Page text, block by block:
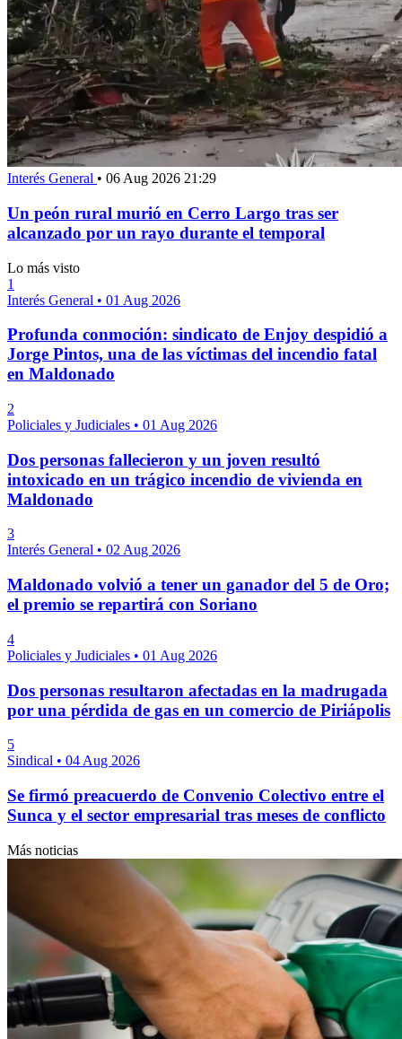
Interés General • 06 Aug 2026 21:29
Un peón rural murió en Cerro Largo tras ser
alcanzado por un rayo durante el temporal
Lo más visto
1
Interés General • 01 Aug 2026
Profunda conmoción: sindicato de Enjoy despidió a
Jorge Pintos, una de las víctimas del incendio fatal
en Maldonado
2
Policiales y Judiciales • 01 Aug 2026
Dos personas fallecieron y un joven resultó
intoxicado en un trágico incendio de vivienda en
Maldonado
3
Interés General • 02 Aug 2026
Maldonado volvió a tener un ganador del 5 de Oro;
el premio se repartirá con Soriano
4
Policiales y Judiciales • 01 Aug 2026
Dos personas resultaron afectadas en la madrugada
por una pérdida de gas en un comercio de Piriápolis
5
Sindical • 04 Aug 2026
Se firmó preacuerdo de Convenio Colectivo entre el
Sunca y el sector empresarial tras meses de conflicto
Más noticias